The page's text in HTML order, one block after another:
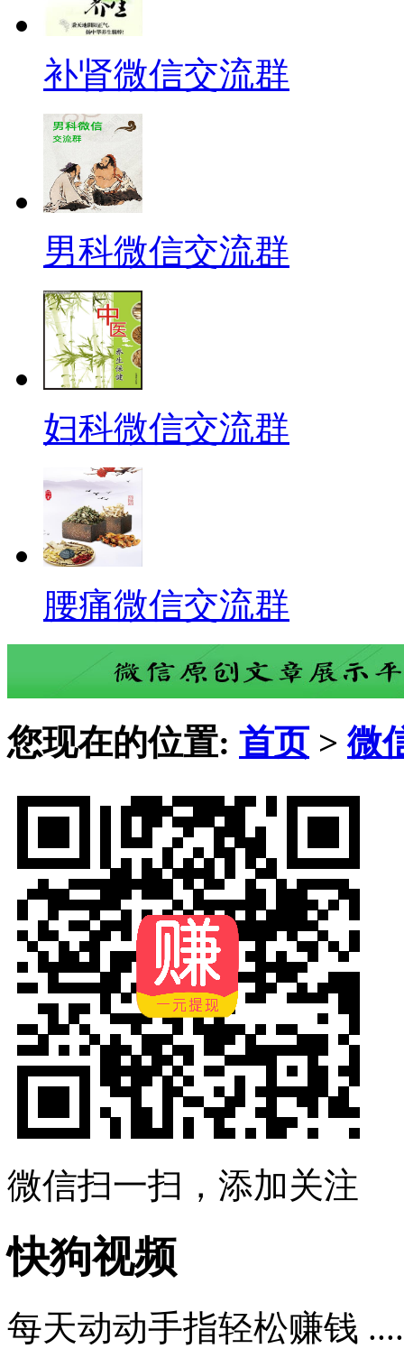
补肾微信交流群
男科微信交流群
妇科微信交流群
腰痛微信交流群
您现在的位置: 首页 >微
微信扫一扫，添加关注
快狗视频
每天动动手指轻松赚钱